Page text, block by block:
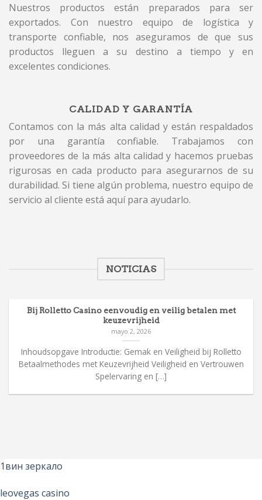
Nuestros productos están preparados para ser
exportados. Con nuestro equipo de logística y
transporte confiable, nos aseguramos de que sus
productos lleguen a su destino a tiempo y en
excelentes condiciones.
CALIDAD Y GARANTÍA
Contamos con la más alta calidad y están respaldados
por una garantía confiable. Trabajamos con
proveedores de la más alta calidad y hacemos pruebas
rigurosas en cada producto para asegurarnos de su
durabilidad. Si tiene algún problema, nuestro equipo de
servicio al cliente está aquí para ayudarlo.
NOTICIAS
Bij Rolletto Casino eenvoudig en veilig betalen met
keuzevrijheid
mayo 2, 2026
Inhoudsopgave Introductie: Gemak en Veiligheid bij Rolletto
Betaalmethodes met Keuzevrijheid Veiligheid en Vertrouwen
Spelervaring en […]
1вин зеркало
leovegas casino